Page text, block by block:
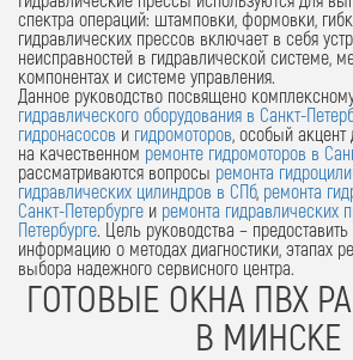
спектра операций: штамповки, формовки,
гидравлических прессов включает в себя
неисправностей в гидравлической системе,
компонентах и системе управления.
Данное руководство посвящено
гидравлического оборудования в Санкт-
гидронасосов и гидромоторов, особый акцент
на качественном ремонте гидромоторов в
рассматриваются вопросы ремонта
гидравлических цилиндров в СПб, ремонта
Санкт-Петербурге и ремонта гидравлических
Петербурге. Цель руководства –
информацию о методах диагностики, этапах
выбора надежного сервисного центра.
ГОТОВЫЕ ОКНА ПВХ
В МИНСКЕ